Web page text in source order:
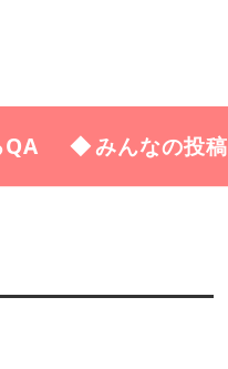
QA みんなの投稿